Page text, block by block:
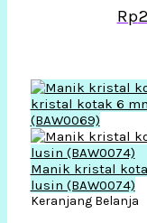
Rp
kristal kotak 6
(BAW0069)
Manik kristal
lusin (BAW0074)
Keranjang Belanja